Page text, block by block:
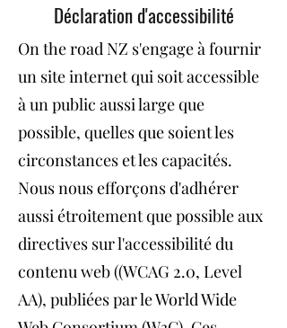
Déclaration d'accessibilité
On the road NZ s'engage à fournir
un site internet qui soit accessible
à un public aussi large que
possible, quelles que soient les
circonstances et les capacités.
Nous nous efforçons d'adhérer
aussi étroitement que possible aux
directives sur l'accessibilité du
contenu web ((WCAG 2.0, Level
AA), publiées par le World Wide